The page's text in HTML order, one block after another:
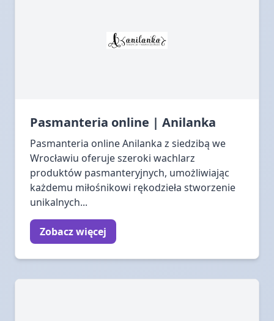
Pasmanteria online | Anilanka
Pasmanteria online Anilanka z siedzibą we
Wrocławiu oferuje szeroki wachlarz
produktów pasmanteryjnych, umożliwiając
każdemu miłośnikowi rękodzieła stworzenie
unikalnych...
Zobacz więcej